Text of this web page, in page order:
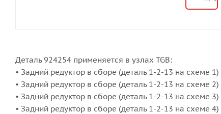
Деталь 924254 применяется в узлах TGB:
• Задний редуктор в сборе (деталь 1-2-13 на схеме 1)
• Задний редуктор в сборе (деталь 1-2-13 на схеме 2)
• Задний редуктор в сборе (деталь 1-2-13 на схеме
• Задний редуктор в сборе (деталь 1-2-13 на схеме 4)